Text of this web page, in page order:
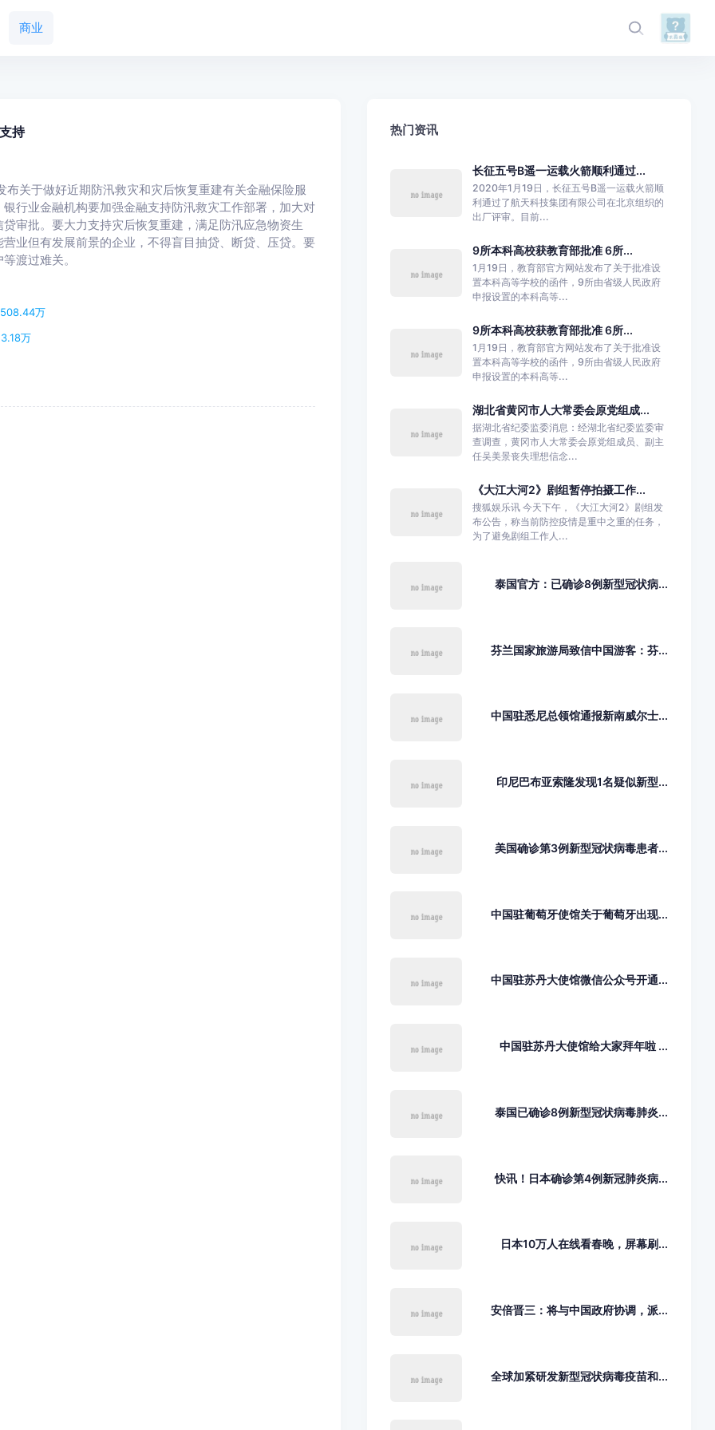
商业
持
于做好近期防汛救灾和灾后恢复重建有关金融保险服
行业金融机构要加强金融支持防汛救灾工作部署，加大对
审批。要大力支持灾后恢复重建，满足防汛应急物资生
业但有发展前景的企业，不得盲目抽贷、断贷、压贷。要
渡过难关。
万
万
热门资讯
长征五号B遥一运载火箭顺利通过...
2020年1月19日，长征五号B遥一运载火箭顺
利通过了航天科技集团有限公司在北京组织的
出厂评审。目前...
9所本科高校获教育部批准 6所...
1月19日，教育部官方网站发布了关于批准设
置本科高等学校的函件，9所由省级人民政府
申报设置的本科高等...
9所本科高校获教育部批准 6所...
1月19日，教育部官方网站发布了关于批准设
置本科高等学校的函件，9所由省级人民政府
申报设置的本科高等...
湖北省黄冈市人大常委会原党组成...
据湖北省纪委监委消息：经湖北省纪委监委审
查调查，黄冈市人大常委会原党组成员、副主
任吴美景丧失理想信念...
《大江大河2》剧组暂停拍摄工作...
搜狐娱乐讯 今天下午，《大江大河2》剧组发
布公告，称当前防控疫情是重中之重的任务，
为了避免剧组工作人...
泰国官方：已确诊8例新型冠状病...
芬兰国家旅游局致信中国游客：芬...
中国驻悉尼总领馆通报新南威尔士...
印尼巴布亚索隆发现1名疑似新型...
美国确诊第3例新型冠状病毒患者...
中国驻葡萄牙使馆关于葡萄牙出现...
中国驻苏丹大使馆微信公众号开通...
中国驻苏丹大使馆给大家拜年啦 ...
泰国已确诊8例新型冠状病毒肺炎...
快讯！日本确诊第4例新冠肺炎病...
日本10万人在线看春晚，屏幕刷...
安倍晋三：将与中国政府协调，派...
全球加紧研发新型冠状病毒疫苗和...